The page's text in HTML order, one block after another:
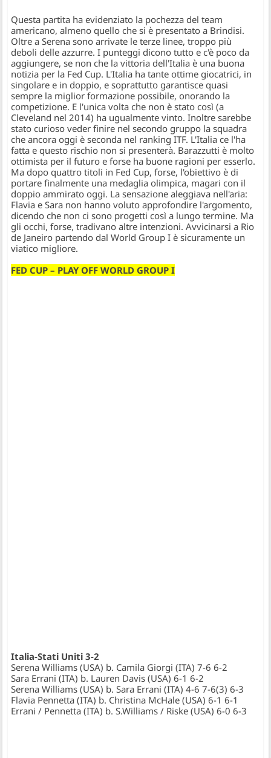
Questa partita ha evidenziato la pochezza del team
americano, almeno quello che si è presentato a Brindisi.
Oltre a Serena sono arrivate le terze linee, troppo più
deboli delle azzurre. I punteggi dicono tutto e c'è poco da
aggiungere, se non che la vittoria dell'Italia è una buona
notizia per la Fed Cup. L'Italia ha tante ottime giocatrici, in
singolare e in doppio, e soprattutto garantisce quasi
sempre la miglior formazione possibile, onorando la
competizione. E l'unica volta che non è stato così (a
Cleveland nel 2014) ha ugualmente vinto. Inoltre sarebbe
stato curioso veder finire nel secondo gruppo la squadra
che ancora oggi è seconda nel ranking ITF. L'Italia ce l'ha
fatta e questo rischio non si presenterà. Barazzutti è molto
ottimista per il futuro e forse ha buone ragioni per esserlo.
Ma dopo quattro titoli in Fed Cup, forse, l'obiettivo è di
portare finalmente una medaglia olimpica, magari con il
doppio ammirato oggi. La sensazione aleggiava nell'aria:
Flavia e Sara non hanno voluto approfondire l'argomento,
dicendo che non ci sono progetti così a lungo termine. Ma
gli occhi, forse, tradivano altre intenzioni. Avvicinarsi a Rio
de Janeiro partendo dal World Group I è sicuramente un
viatico migliore.
FED CUP – PLAY OFF WORLD GROUP I
Italia-Stati Uniti 3-2
Serena Williams (USA) b. Camila Giorgi (ITA) 7-6 6-2
Sara Errani (ITA) b. Lauren Davis (USA) 6-1 6-2
Serena Williams (USA) b. Sara Errani (ITA) 4-6 7-6(3) 6-3
Flavia Pennetta (ITA) b. Christina McHale (USA) 6-1 6-1
Errani / Pennetta (ITA) b. S.Williams / Riske (USA) 6-0 6-3